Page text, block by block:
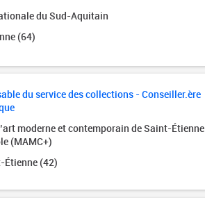
du Sud-Aquitain
(64)
du service des collections - Conseiller.ère
moderne et contemporain de Saint-Étienne
(MAMC+)
Étienne (42)